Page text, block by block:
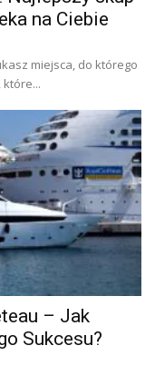
na Ciebie
miejsca, do którego
– Jak
Sukcesu?